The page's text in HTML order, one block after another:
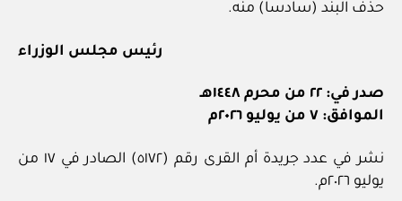
حذف البند (سادسا) منه.
رئيس مجلس الوزراء
صدر في: ٢٢ من محرم ١٤٤٨هـ
الموافق: ٧ من يوليو ٢٠٢٦م
نشر في عدد جريدة أم القرى رقم (٥١٧٢) الصادر في ١٧ من
يوليو ٢٠٢٦م.